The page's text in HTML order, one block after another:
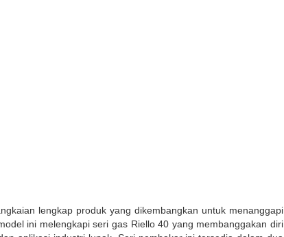
lengkap produk yang dikembangkan untuk menanggapi
ini melengkapi seri gas Riello 40 yang membanggakan diri